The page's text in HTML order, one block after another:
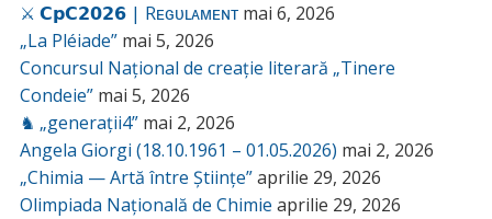
⚔️ 𝗖𝗽𝗖𝟮𝟬𝟮𝟲 | Rᴇɢᴜʟᴀᴍᴇɴᴛ mai 6, 2026
„La Pléiade” mai 5, 2026
Concursul Național de creație literară „Tinere
Condeie” mai 5, 2026
♞ „generații4” mai 2, 2026
Angela Giorgi (18.10.1961 – 01.05.2026) mai 2, 2026
„Chimia — Artă între Științe”aprilie 29, 2026
Olimpiada Națională de Chimie aprilie 29, 2026